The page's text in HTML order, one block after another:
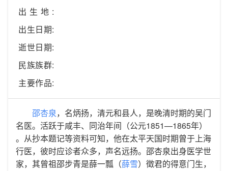
出生地:
出生日期:
逝世日期:
民族族群:
主要作品:
邵杏泉，名炳扬，清元和县人，是晚清时期的吴门
名医。活跃于咸丰、同治年间（公元1851—1865年）
。从抄本题记等资料可知，他在太平天国时期曾于上海
行医，彼时应诊者众多，声名远扬。​邵杏泉出身医学世
家，其曾祖邵步青是薛一瓢（薛雪）徵君的得意门生，